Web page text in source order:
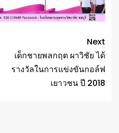
Next
เด็กชายพลกฤต ผาวิชัย ได้
รางวัลในการแข่งขันกอล์ฟ
เยาวชน ปี 2018